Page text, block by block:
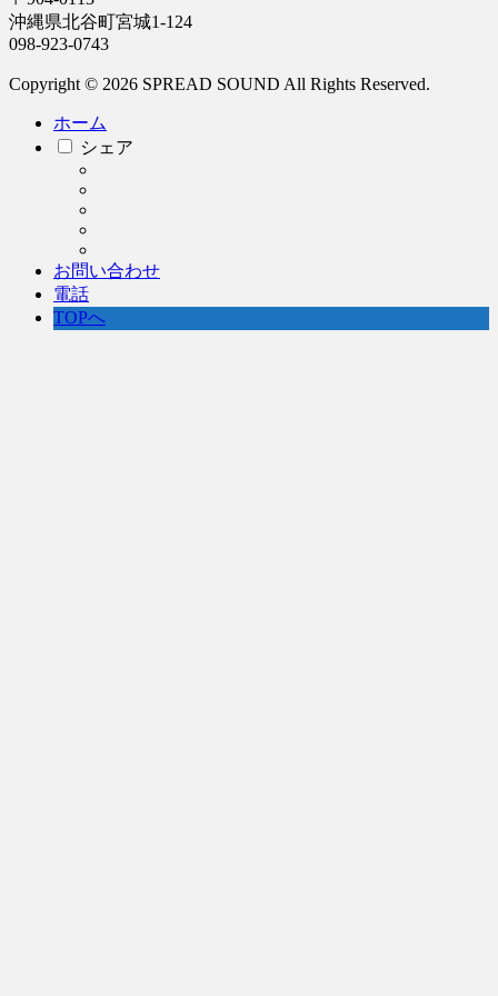
沖縄県北谷町宮城1-124
098-923-0743
Copyright © 2026 SPREAD SOUND All Rights Reserved.
ホーム
シェア
お問い合わせ
電話
TOPへ